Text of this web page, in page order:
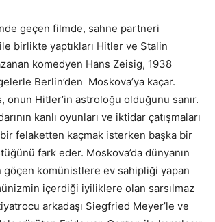
geçen filmde, sahne partneri
birlikte yaptıkları Hitler ve Stalin
komedyen Hans Zeisig, 1938
Berlin’den Moskova’ya kaçar.
onun Hitler’in astroloğu olduğunu sanır.
kanlı oyunları ve iktidar çatışmaları
bir felaketten kaçmak isterken başka bir
fark eder. Moskova’da dünyanın
göçen komünistlere ev sahipliği yapan
içerdiği iyiliklere olan sarsılmaz
arkadaşı Siegfried Meyer’le ve